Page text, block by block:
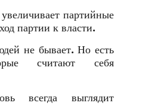
партийные
партии к власти.
не бывает. Но есть
считают себя
всегда выглядит